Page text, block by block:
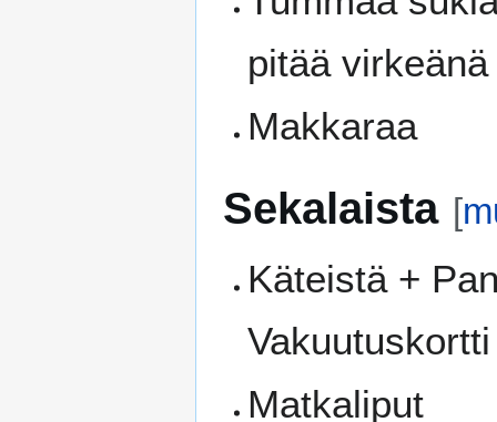
pitää
Makkaraa
Sekalaista [
Käteistä +
Vakuutuskortti
Matkaliput